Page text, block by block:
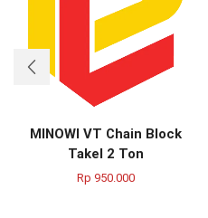
MINOWI VT Chain Block
Takel 2 Ton
Rp 950.000